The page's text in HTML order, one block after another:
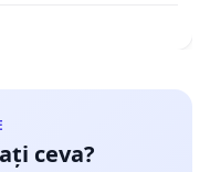
ceva?